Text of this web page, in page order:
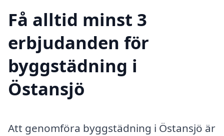
Få alltid minst 3
erbjudanden för
byggstädning i
Östansjö
Att genomföra byggstädning i Östansjö är